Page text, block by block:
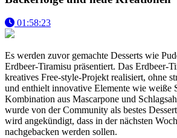
01:58:23
Es werden zuvor gemachte Desserts wie
Erdbeer-Tiramisu präsentiert. Das Erdbeer-
kreatives Free-style-Projekt realisiert, ohne
und enthielt innovative Elemente wie weiße
Kombination aus Mascarpone und
wurde von der Community als bestes
wird angekündigt, dass in der nächsten
nachgebacken werden sollen.